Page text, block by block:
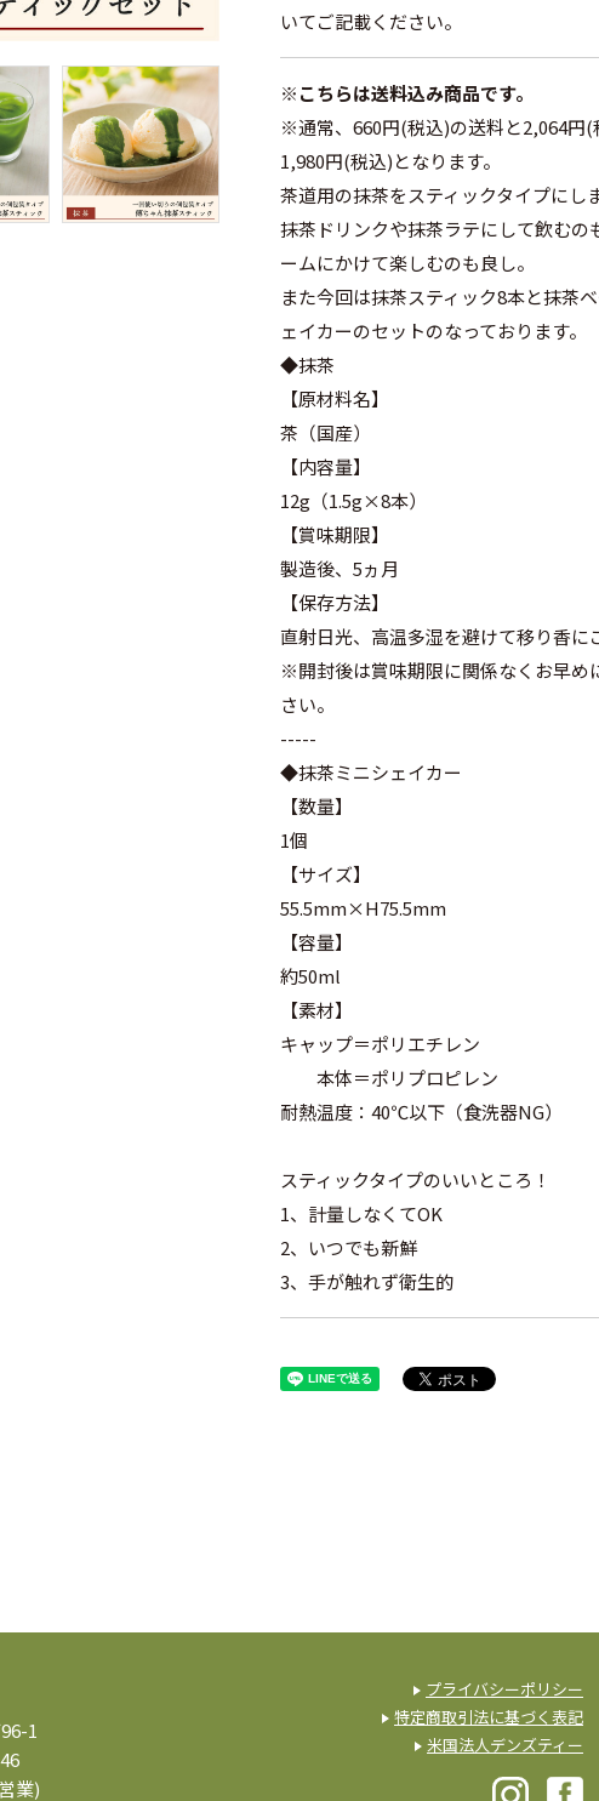
いてご記載ください。
※こちらは送料込み商品です。
※通常、660円(税込)の送料と2,064円(
1,980円(税込)となります。
茶道用の抹茶をスティックタイプにし
抹茶ドリンクや抹茶ラテにして飲むの
ームにかけて楽しむのも良し。
また今回は抹茶スティック8本と抹茶
ェイカーのセットのなっております。
◆抹茶
【原材料名】
茶（国産）
【内容量】
12g（1.5g×8本）
【賞味期限】
製造後、5ヵ月
【保存方法】
直射日光、高温多湿を避けて移り香に
※開封後は賞味期限に関係なくお早め
さい。
-----
◆抹茶ミニシェイカー
【数量】
1個
【サイズ】
55.5mm×H75.5mm
【容量】
約50ml
【素材】
キャップ＝ポリエチレン
本体＝ポリプロピレン
耐熱温度：40℃以下（食洗器NG）
スティックタイプのいいところ！
1、計量しなくてOK
2、いつでも新鮮
3、手が触れず衛生的
1
業)
プライバシーポリシー
特定商取引法に基づく表記
米国法人デンズティー